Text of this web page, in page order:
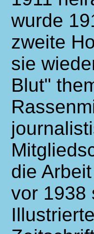
wurde
zweite
sie
Blut"
die
vor 1938